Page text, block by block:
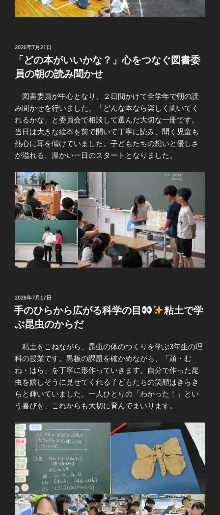
投
2026年7月21日
「どの本がいいかな？」心をつなぐ図書委
員の朝の読み聞かせ
図書委員が中心となり、２日間かけて全学年で朝の読
み聞かせを行いました。「どんな本なら楽しく聞いてく
れるかな」と委員会で相談して選んだ大切な一冊です。
当日は大きな絵本を前で開いて丁寧に読み、聞く児童も
熱心に耳を傾けていました。子どもたちの想いと優しさ
が溢れる、温かい一日のスタートとなりました。
投
稿
日:
2026年7月17日
手のひらから広がる科学の目
粘土で学
ぶ昆虫のからだ
粘土をこねながら、昆虫の体のつくりを学ぶ3年生の理
科の授業です。黒板の課題を確かめながら、「頭・む
ね・はら」を丁寧に形作っていきます。自分で作った昆
虫を嬉しそうに見せてくれる子どもたちの笑顔はきらき
らと輝いていました。一人ひとりの「わかった！」とい
う喜びを、これからも大切に育んでまいります。